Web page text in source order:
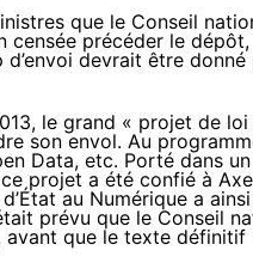
que le Conseil
censée précéder le dépôt,
devrait être
le grand « projet de loi
son envol. Au
Data, etc. Porté dans
projet a été confié à
au Numérique a
prévu que le Conseil
que le texte